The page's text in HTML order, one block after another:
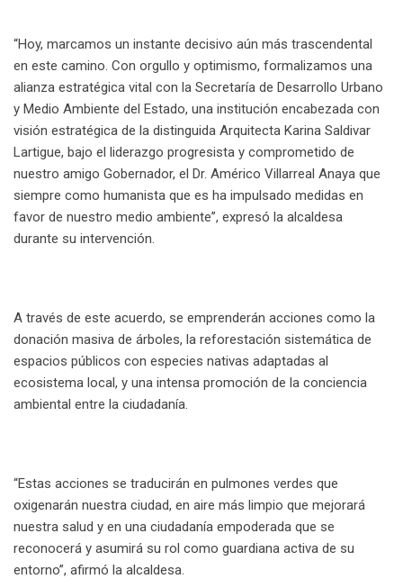
“Hoy, marcamos un instante decisivo aún más trascendental
en este camino. Con orgullo y optimismo, formalizamos una
alianza estratégica vital con la Secretaría de Desarrollo Urbano
y Medio Ambiente del Estado, una institución encabezada con
visión estratégica de la distinguida Arquitecta Karina Saldivar
Lartigue, bajo el liderazgo progresista y comprometido de
nuestro amigo Gobernador, el Dr. Américo Villarreal Anaya que
siempre como humanista que es ha impulsado medidas en
favor de nuestro medio ambiente”, expresó la alcaldesa
durante su intervención.
A través de este acuerdo, se emprenderán acciones como la
donación masiva de árboles, la reforestación sistemática de
espacios públicos con especies nativas adaptadas al
ecosistema local, y una intensa promoción de la conciencia
ambiental entre la ciudadanía.
“Estas acciones se traducirán en pulmones verdes que
oxigenarán nuestra ciudad, en aire más limpio que mejorará
nuestra salud y en una ciudadanía empoderada que se
reconocerá y asumirá su rol como guardiana activa de su
entorno”, afirmó la alcaldesa.